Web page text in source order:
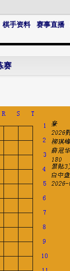
棋手资料 赛事直播
赛